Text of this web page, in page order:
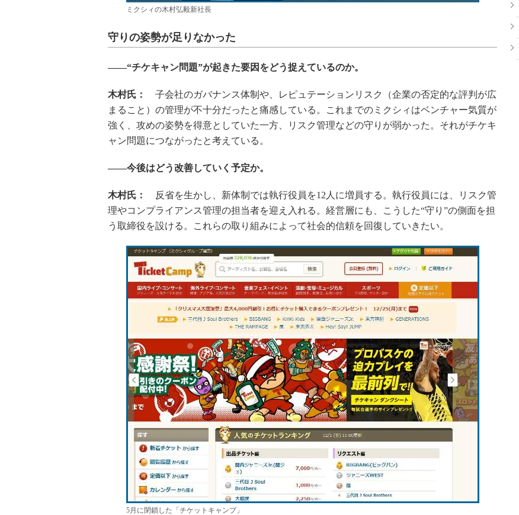
ミクシィの木村弘毅新社長
守りの姿勢が足りなかった
――“チケキャン問題”が起きた要因をどう捉えているのか。
木村氏：
子会社のガバナンス体制や、レピュテーションリスク（企業の否定的な評判が広
まること）の管理が不十分だったと痛感している。これまでのミクシィはベンチャー気質が
強く、攻めの姿勢を得意としていた一方、リスク管理などの守りが弱かった。それがチケキ
ャン問題につながったと考えている。
――今後はどう改善していく予定か。
木村氏：
反省を生かし、新体制では執行役員を12人に増員する。執行役員には、リスク管
理やコンプライアンス管理の担当者を迎え入れる。経営層にも、こうした“守り”の側面を担
う取締役を設ける。これらの取り組みによって社会的信頼を回復していきたい。
5月に閉鎖した「チケットキャンプ」